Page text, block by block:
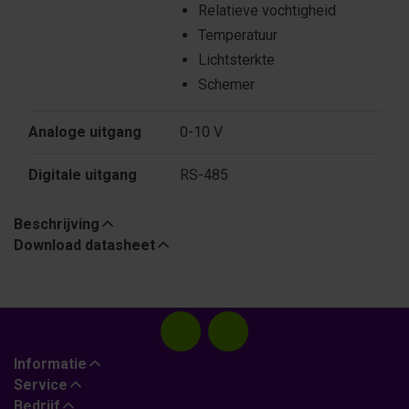
Relatieve vochtigheid
Temperatuur
Lichtsterkte
Schemer
Analoge uitgang 0-10 V
Digitale uitgang RS-485
Beschrijving
Download datasheet
Informatie
Service